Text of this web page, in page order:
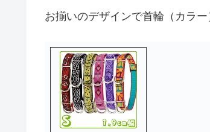
お揃いのデザインで首輪（カラ